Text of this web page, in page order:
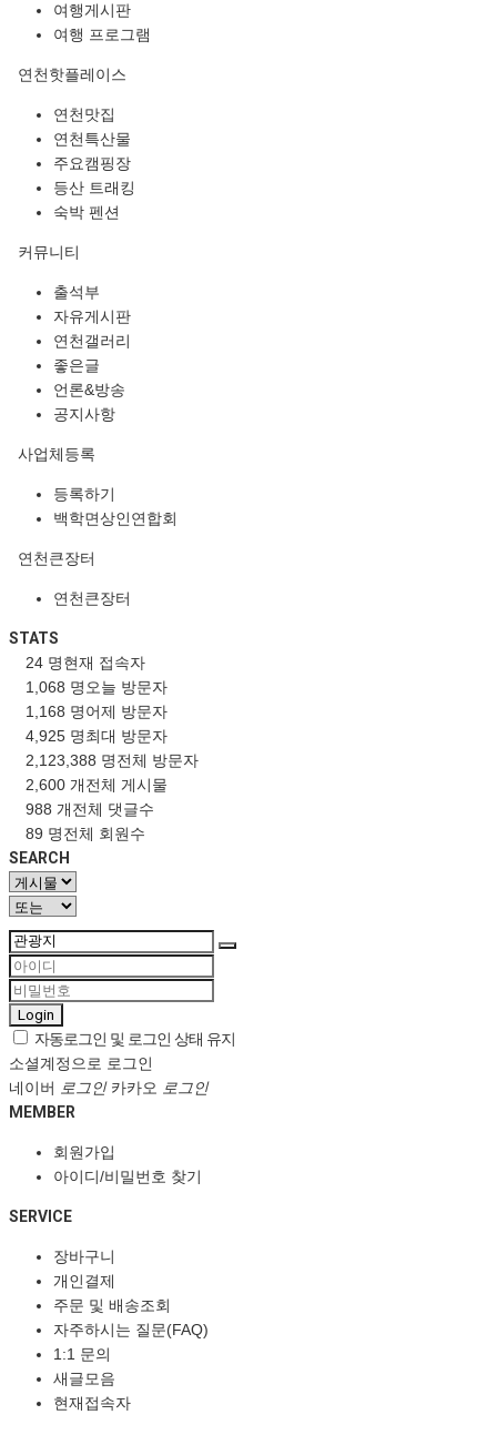
여행게시판
여행 프로그램
연천핫플레이스
연천맛집
연천특산물
주요캠핑장
등산 트래킹
숙박 펜션
커뮤니티
출석부
자유게시판
연천갤러리
좋은글
언론&방송
공지사항
사업체등록
등록하기
백학면상인연합회
연천큰장터
연천큰장터
STATS
24 명현재 접속자
1,068 명오늘 방문자
1,168 명어제 방문자
4,925 명최대 방문자
2,123,388 명전체 방문자
2,600 개전체 게시물
988 개전체 댓글수
89 명전체 회원수
SEARCH
Login
자동로그인 및 로그인 상태 유지
소셜계정으로 로그인
네이버 로그인 카카오 로그인
MEMBER
회원가입
아이디/비밀번호 찾기
SERVICE
장바구니
개인결제
주문 및 배송조회
자주하시는 질문(FAQ)
1:1 문의
새글모음
현재접속자